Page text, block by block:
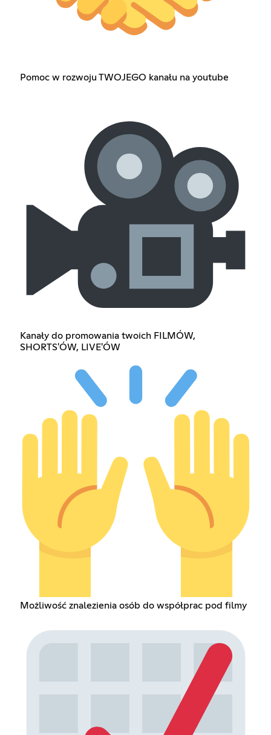
Pomoc w rozwoju TWOJEGO kanału na youtube
Kanały do promowania twoich FILMÓW,
SHORTS'ÓW, LIVE'ÓW
Możliwość znalezienia osób do współprac pod filmy